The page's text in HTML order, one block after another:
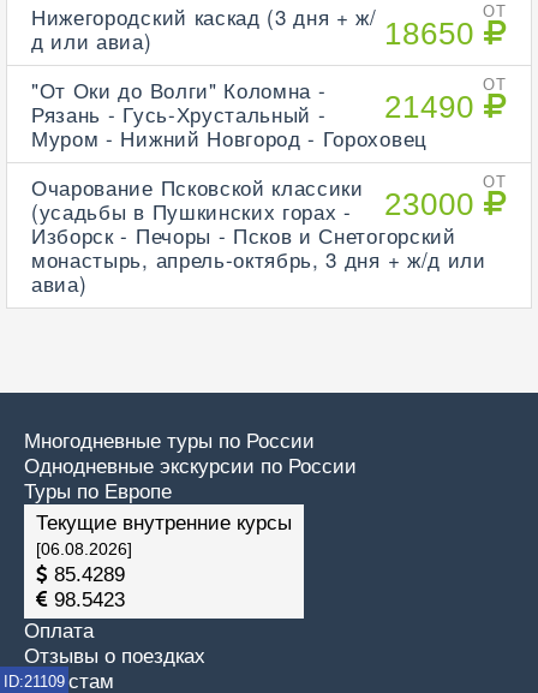
ОТ
18650
Нижегородский каскад (3 дня + ж/
д или авиа)
ОТ
21490
"От Оки до Волги" Коломна -
Рязань - Гусь-Хрустальный -
Муром - Нижний Новгород - Гороховец
ОТ
23000
Очарование Псковской классики
(усадьбы в Пушкинских горах -
Изборск - Печоры - Псков и Снетогорский
монастырь, апрель-октябрь, 3 дня + ж/д или
авиа)
Многодневные туры по России
Однодневные экскурсии по России
Туры по Европе
Текущие внутренние курсы
[06.08.2026]
85.4289
98.5423
Оплата
Отзывы о поездках
Туристам
ID:21109